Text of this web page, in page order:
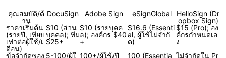
คุณสมบัติ/ด้
าน
DocuSign Adobe Sign eSignGlobal
HelloSign (Dr
opbox Sign)
ราคาเริ่มต้น
(รายปี, เทียบ
เท่าต่อผู้ใช้/เ
ดือน)
$10 (ส่วน
บุคคล); ทีม
$25+
$10 (รายบุคค
ล); องค์กร $40
+
$16.6 (Essenti
al, ผู้ใช้ไม่จำกั
ด)
$15 (Pro); อง
ค์กรกำหนดเอ
ง
ข้อจำกัดซอง 5-100/ผู้ใ 100+/ผู้ใช้/ปี
100 (Essentia ไม่จำกัดใน Pr